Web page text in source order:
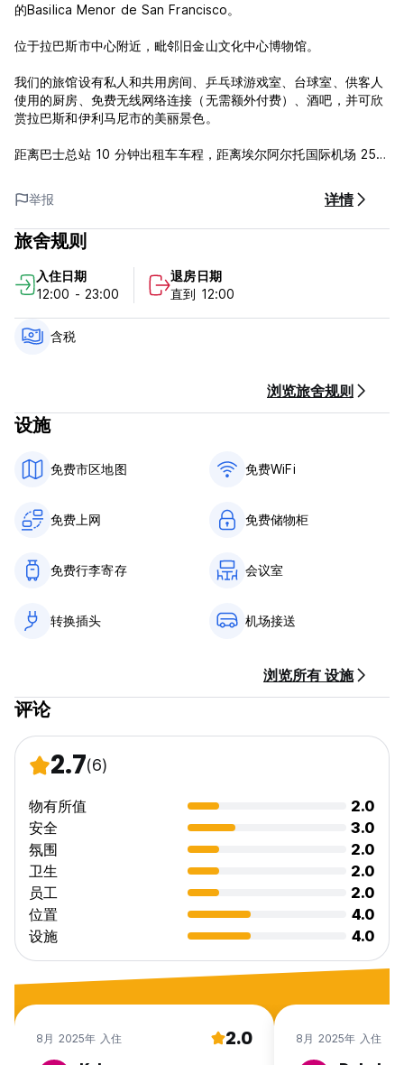
的Basilica Menor de San Francisco。
位于拉巴斯市中心附近，毗邻旧金山文化中心博物馆。
我们的旅馆设有私人和共用房间、乒乓球游戏室、台球室、供客人
使用的厨房、免费无线网络连接（无需额外付费）、酒吧，并可欣
赏拉巴斯和伊利马尼市的美丽景色。
距离巴士总站 10 分钟出租车车程，距离埃尔阿尔托国际机场 25
卡诺阿旅馆政策和条件：
取消政策：抵达前 1 天。如果延迟取消或未入住，我们将收取第一
入住时间为 12:00 至 23:00
12点前退房
一般的：
所有未成年人必须由父母陪同 (Auto-translated from original
language)
举报 详情
旅舍规则
入住日期
12:00 - 23:00
退房日期
直到 12:00
含税
浏览旅舍规则
设施
免费市区地图 免费WiFi
免费上网 免费储物柜
免费行李寄存 会议室
转换插头 机场接送
浏览所有 设施
评论
2.7(6)
物有所值
2.0
安全
3.0
氛围
2.0
卫生
2.0
员工
2.0
位置
4.0
设施
4.0
8月 2025年 入住 2.0 8月 2025年 入住